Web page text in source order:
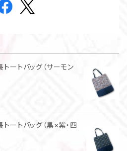
ートバッグ（サーモン
トバッグ（黒×紫・四